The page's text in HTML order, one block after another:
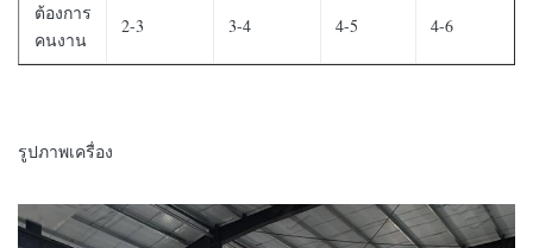
ต้องการ
คนงาน
2-3 3-4 4-5 4-6
รูปภาพเครื่อง